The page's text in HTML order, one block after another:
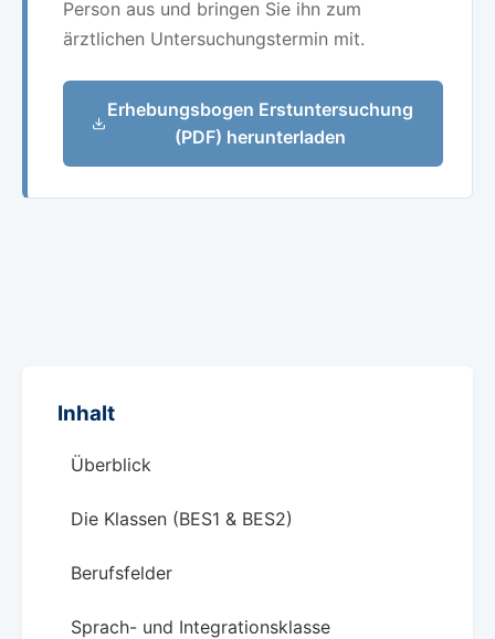
Person aus und bringen Sie ihn zum
ärztlichen Untersuchungstermin mit.
Erhebungsbogen Erstuntersuchung
(PDF) herunterladen
Inhalt
Überblick
Die Klassen (BES1 & BES2)
Berufsfelder
Sprach- und Integrationsklasse